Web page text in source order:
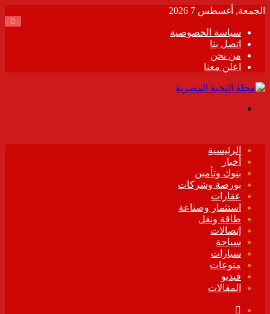
الجمعة, أغسطس 7 2026
سياسة الخصوصية
اتصل بنا
من نحن
اعلن معنا
الرئيسية
أخبار
بنوك وتأمين
بورصة وشركات
عقارات
استثمار وصناعة
طاقة ونقل
إتصالات
سياحة
سيارات
منوعات
فيديو
المقالات